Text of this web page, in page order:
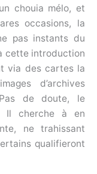
chouia mélo, et
occasions, la
pas instants du
cette introduction
via des cartes la
d’archives
de doute, le
Il cherche à en
ne trahissant
qualifieront